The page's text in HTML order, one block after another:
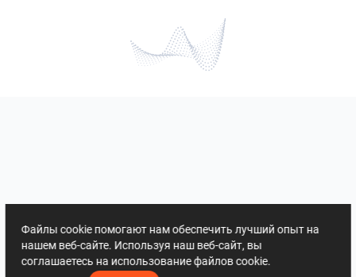
Файлы cookie помогают нам обеспечить лучший опыт на
нашем веб-сайте. Используя наш веб-сайт, вы
соглашаетесь на использование файлов cookie.